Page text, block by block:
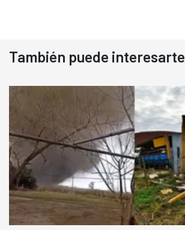
También puede interesarte